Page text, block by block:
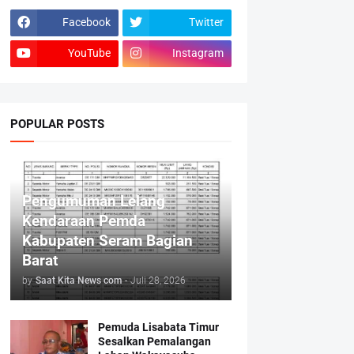
Facebook Twitter
YouTube Instagram
POPULAR POSTS
Pengumuman Lelang
Kendaraan Pemda
Kabupaten Seram Bagian
Barat
by Saat Kita News com - Juli 28, 2026
Pemuda Lisabata Timur
Sesalkan Pemalangan